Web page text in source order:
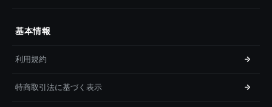
基本情報
利用規約
特商取引法に基づく表示